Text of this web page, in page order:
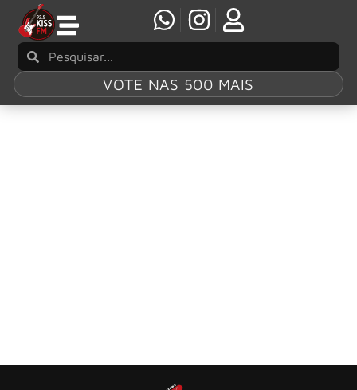
VOTE NAS 500 MAIS